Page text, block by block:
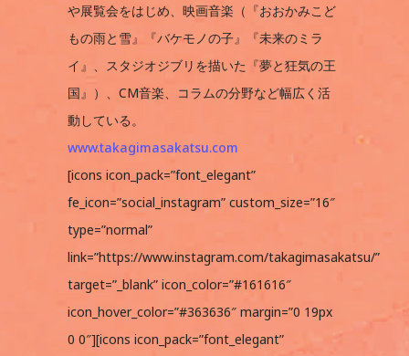
や展覧会をはじめ、映画音楽（『おおかみこど
もの雨と雪』『バケモノの子』『未来のミラ
イ』、スタジオジブリを描いた『夢と狂気の王
国』）、CM音楽、コラムの分野など幅広く活
動している。
www.takagimasakatsu.com
[icons icon_pack=”font_elegant”
fe_icon=”social_instagram” custom_size=”16″
type=”normal”
link=”https://www.instagram.com/takagimasakatsu/”
target=”_blank” icon_color=”#161616″
icon_hover_color=”#363636″ margin=”0 19px
0 0″][icons icon_pack=”font_elegant”